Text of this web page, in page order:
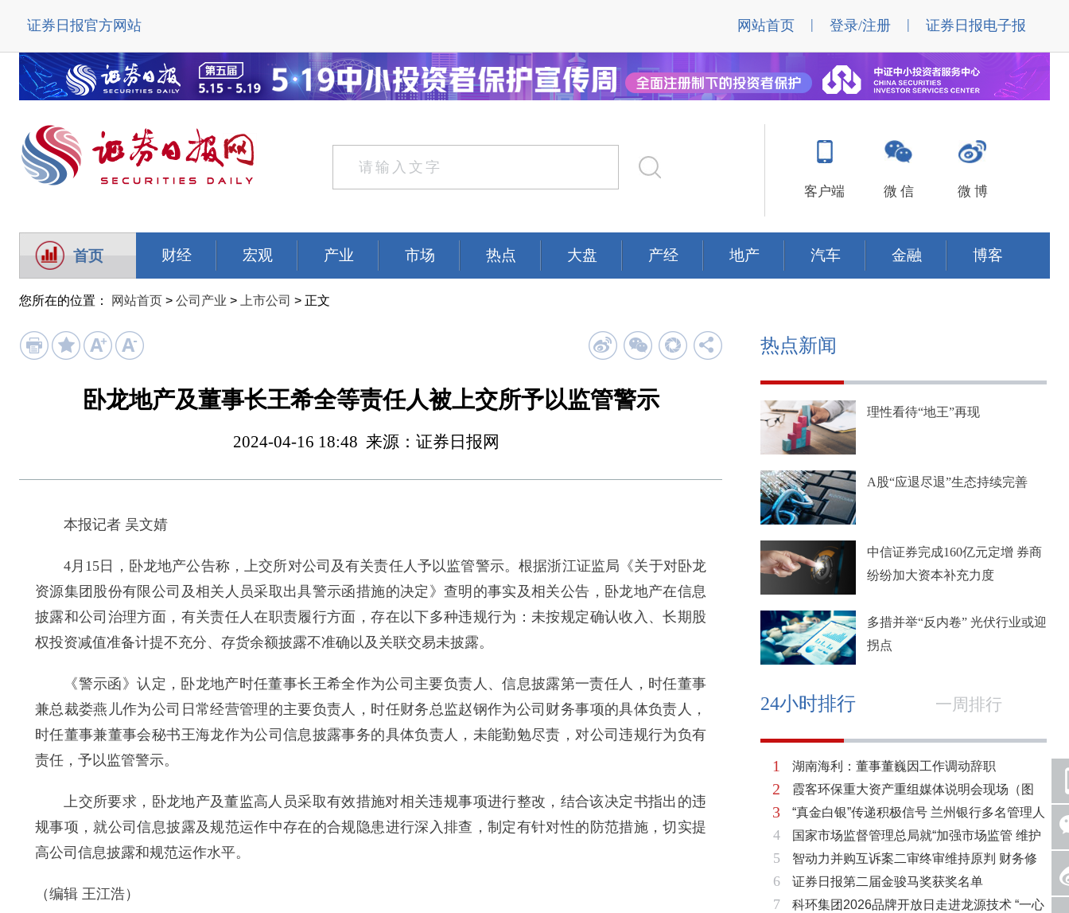
证券日报官方网站 网站首页 | 登录/注册 | 证券日报电子报
客户端 微 信 微 博
首页 财经 宏观 产业 市场 热点 大盘 产经 地产 汽车 金融 博客
您所在的位置： 网站首页 > 公司产业 > 上市公司 > 正文
卧龙地产及董事长王希全等责任人被上交所予以监管警示
2024-04-16 18:48 来源：证券日报网
本报记者 吴文婧
4月15日，卧龙地产公告称，上交所对公司及有关责任人予以监管警示。根据浙江证监局《关于对卧龙
资源集团股份有限公司及相关人员采取出具警示函措施的决定》查明的事实及相关公告，卧龙地产在信息
披露和公司治理方面，有关责任人在职责履行方面，存在以下多种违规行为：未按规定确认收入、长期股
权投资减值准备计提不充分、存货余额披露不准确以及关联交易未披露。
《警示函》认定，卧龙地产时任董事长王希全作为公司主要负责人、信息披露第一责任人，时任董事
兼总裁娄燕儿作为公司日常经营管理的主要负责人，时任财务总监赵钢作为公司财务事项的具体负责人，
时任董事兼董事会秘书王海龙作为公司信息披露事务的具体负责人，未能勤勉尽责，对公司违规行为负有
责任，予以监管警示。
上交所要求，卧龙地产及董监高人员采取有效措施对相关违规事项进行整改，结合该决定书指出的违
规事项，就公司信息披露及规范运作中存在的合规隐患进行深入排查，制定有针对性的防范措施，切实提
高公司信息披露和规范运作水平。
（编辑 王江浩）
热点新闻
理性看待“地王”再现
A股“应退尽退”生态持续完善
中信证券完成160亿元定增 券商
纷纷加大资本补充力度
多措并举“反内卷” 光伏行业或迎
拐点
24小时排行 一周排行
1
2
3
4
5
6
7
湖南海利：董事董巍因工作调动辞职
霞客环保重大资产重组媒体说明会现场（图
片）
“真金白银”传递积极信号 兰州银行多名管理人
员拟增持公司股份不低于600万元
国家市场监督管理总局就“加强市场监管 维护
市场秩序”答记者问
智动力并购互诉案二审终审维持原判 财务修
复与估值空间同步打开
证券日报第二届金骏马奖获奖名单
科环集团2026品牌开放日走进龙源技术 “一心